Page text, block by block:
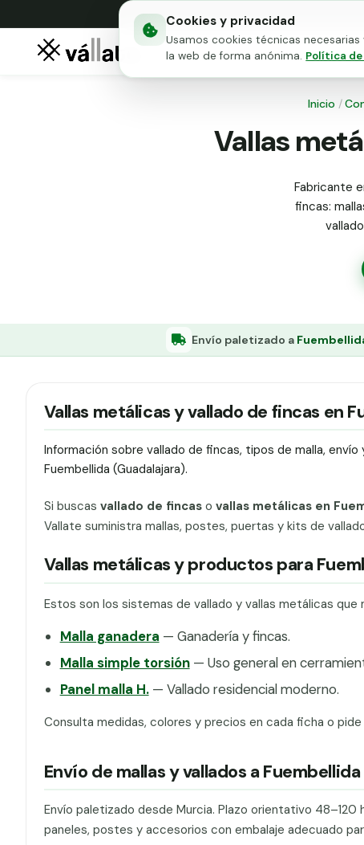
Cookies y privacidad
Usamos cookies técnicas
la web de forma anónima. Política
Mallas metálicas
Inicio /
Vallas
Fabricante
fincas:
Envío paletizado a
Vallas metálicas y vallado de fincas en
Información sobre vallado de fincas, tipos de malla,
Fuembellida (Guadalajara).
Si buscas vallado de fincaso vallas metálicas en
Vallate suministra mallas, postes, puertas y kits de
Vallas metálicas y productos para
Estos son los sistemas de vallado y vallas metálicas
Malla ganadera — Ganadería y fincas.
Malla simple torsión— Uso general en
Panel malla H.— Vallado residencial moderno.
Consulta medidas, colores y precios en cada ficha o
Envío de mallas y vallados a Fuembellida
Envío paletizado desde Murcia. Plazo orientativo
paneles, postes y accesorios con embalaje adecuado